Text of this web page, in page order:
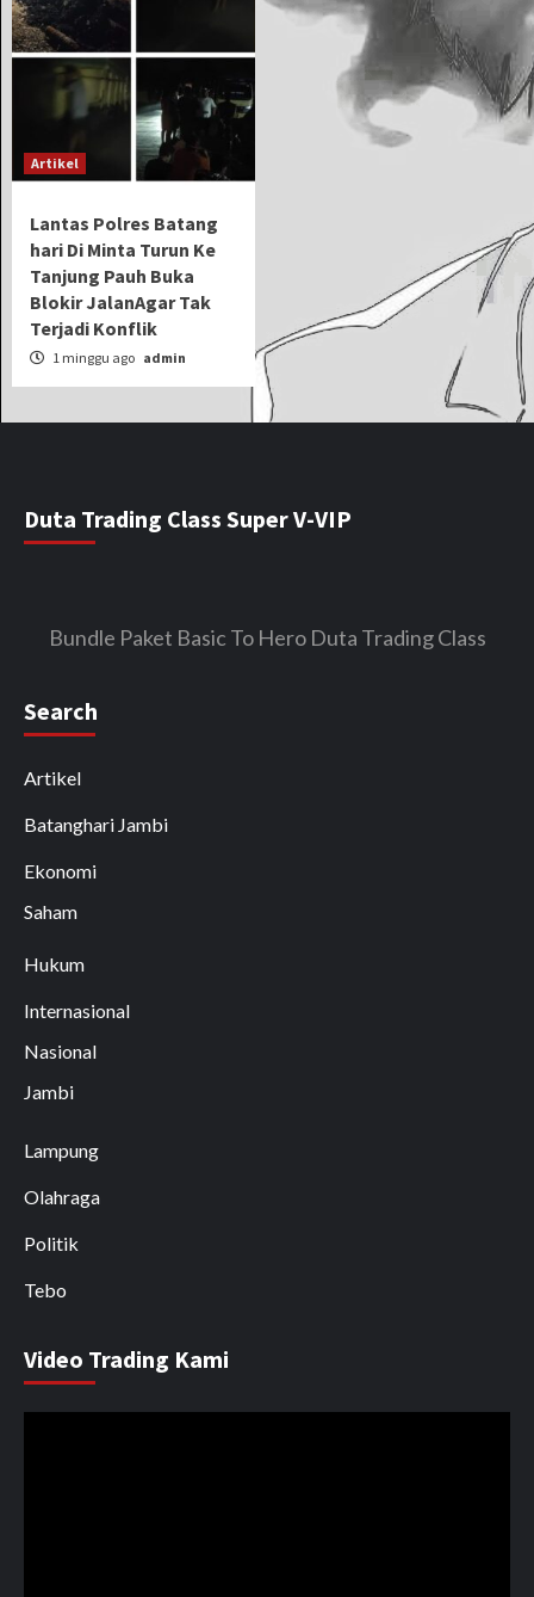
Artikel
Lantas Polres Batang
hari Di Minta Turun Ke
Tanjung Pauh Buka
Blokir JalanAgar Tak
Terjadi Konflik
1 minggu ago admin
Duta Trading Class Super V-VIP
Bundle Paket Basic To Hero Duta Trading Class
Search
Artikel
Batanghari Jambi
Ekonomi
Saham
Hukum
Internasional
Nasional
Jambi
Lampung
Olahraga
Politik
Tebo
Video Trading Kami